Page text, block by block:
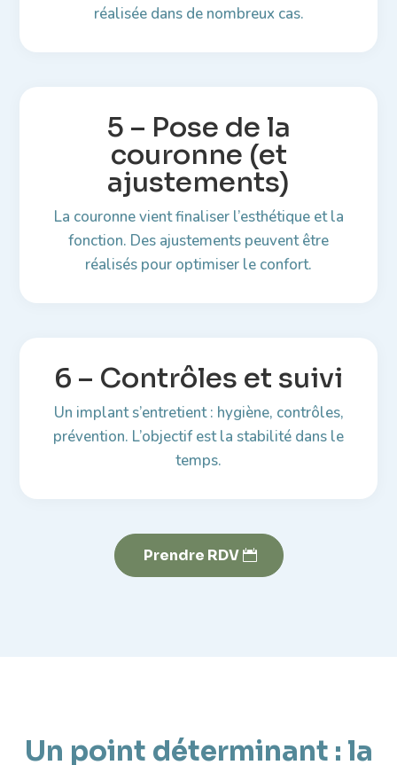
réalisée dans de nombreux cas.
5 – Pose de la
couronne (et
ajustements)
La couronne vient finaliser l’esthétique et la
fonction. Des ajustements peuvent être
réalisés pour optimiser le confort.
6 – Contrôles et suivi
Un implant s’entretient : hygiène, contrôles,
prévention. L’objectif est la stabilité dans le
temps.
Prendre RDV
Un point déterminant : la